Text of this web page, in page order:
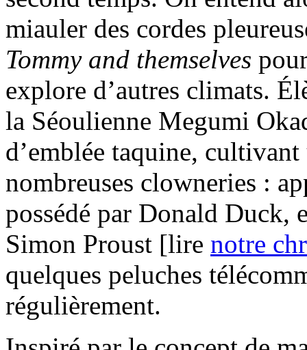
miauler des cordes
Tommy and themselves
explore d’autres climats.
la Séoulienne Megumi
d’emblée taquine,
nombreuses clowneries :
possédé par Donald Duck,
Simon Proust [lire notre
quelques peluches
régulièrement.